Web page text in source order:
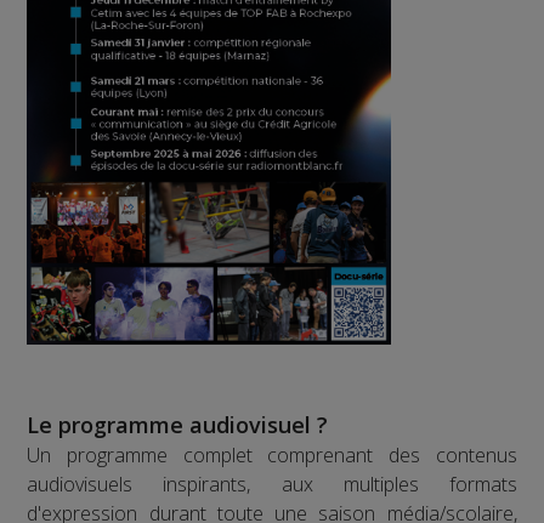
Le programme audiovisuel ?
Un programme complet comprenant des contenus
audiovisuels inspirants, aux multiples formats
d'expression durant toute une saison média/scolaire,